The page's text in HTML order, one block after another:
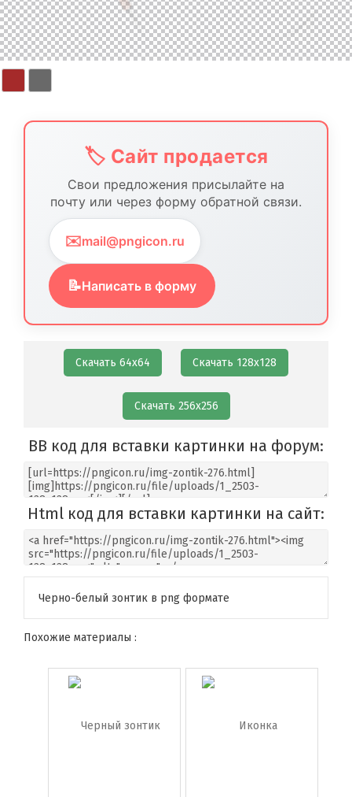
🏷️ Сайт продается
Свои предложения присылайте на
почту или через форму обратной связи.
✉️mail@pngicon.ru
📝Написать в форму
Скачать 64х64 Скачать 128х128
Скачать 256х256
BB код для вставки картинки на форум:
Html код для вставки картинки на сайт:
Черно-белый зонтик в png формате
Похожие материалы :